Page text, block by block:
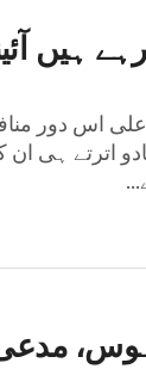
ہیں
اس دور
اترتے ہی ان
ہوس،